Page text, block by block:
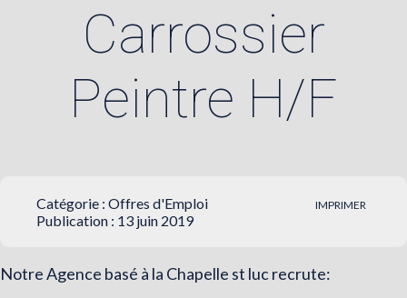
Carrossier
Peintre H/F
IMPRIMER
Catégorie : Offres d'Emploi
Publication : 13 juin 2019
Notre Agence basé à la Chapelle st luc recrute: